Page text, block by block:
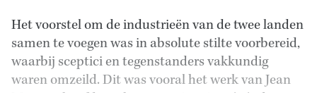
Het voorstel om de industrieën van de twee landen
samen te voegen was in absolute stilte voorbereid,
waarbij sceptici en tegenstanders vakkundig
waren omzeild. Dit was vooral het werk van Jean